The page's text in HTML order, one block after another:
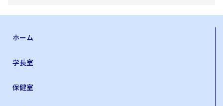
ホーム
学長室
保健室